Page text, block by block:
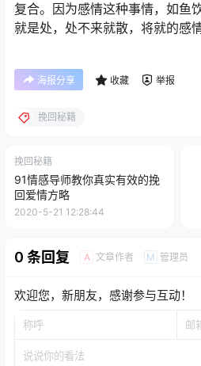
复合。因为感情这种事情，如鱼
就是处，处不来就散，将就的感
海报分享 收藏 举报
挽回秘籍
挽回秘籍
91情感导师教你真实有效的挽
回爱情方略
2020-5-21 12:28:44
0 条回复 A 文章作者 M 管理员
欢迎您，新朋友，感谢参与互动！